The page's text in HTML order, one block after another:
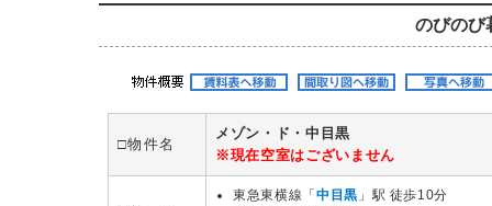
のびのび
□物件名
メゾン・ド・中目黒
※現在空室はございません
東急東横線「 中目黒 」駅 徒歩10分